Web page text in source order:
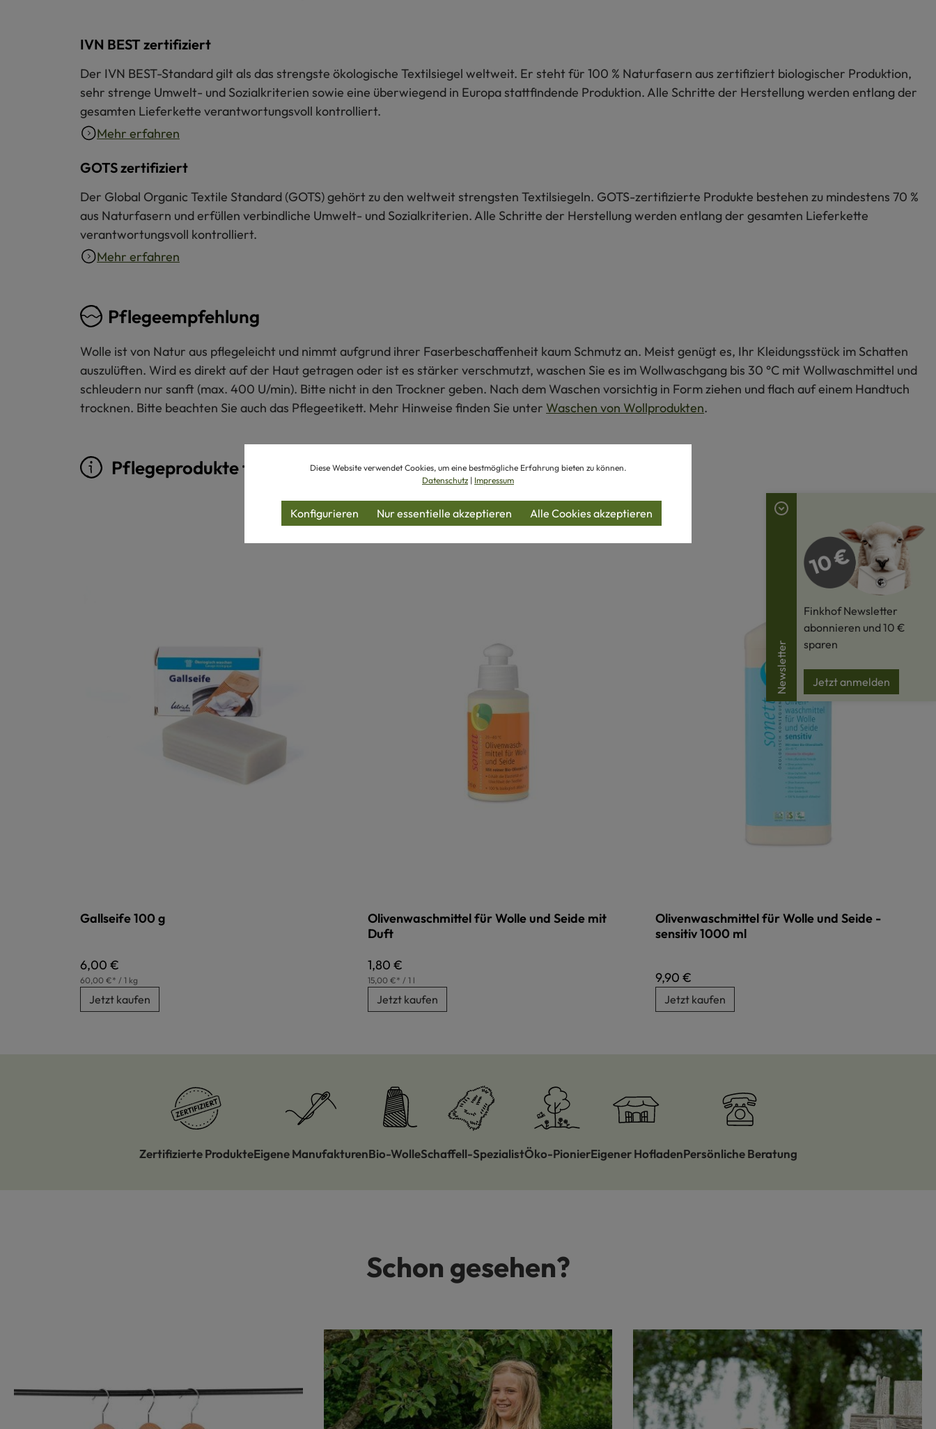
IVN BEST zertifiziert
Der IVN BEST-Standard gilt als das strengste ökologische Textilsiegel weltweit. Er steht für 100 % Naturfasern aus zertifiziert biologischer Produktion,
sehr strenge Umwelt- und Sozialkriterien sowie eine überwiegend in Europa stattfindende Produktion. Alle Schritte der Herstellung werden entlang der
gesamten Lieferkette verantwortungsvoll kontrolliert.
Mehr erfahren
GOTS zertifiziert
Der Global Organic Textile Standard (GOTS) gehört zu den weltweit strengsten Textilsiegeln. GOTS-zertifizierte Produkte bestehen zu mindestens 70 %
aus Naturfasern und erfüllen verbindliche Umwelt- und Sozialkriterien. Alle Schritte der Herstellung werden entlang der gesamten Lieferkette
verantwortungsvoll kontrolliert.
Mehr erfahren
Pflegeempfehlung
Wolle ist von Natur aus pflegeleicht und nimmt aufgrund ihrer Faserbeschaffenheit kaum Schmutz an. Meist genügt es, Ihr Kleidungsstück im Schatten
auszulüften. Wird es direkt auf der Haut getragen oder ist es stärker verschmutzt, waschen Sie es im Wollwaschgang bis 30 °C mit Wollwaschmittel und
schleudern nur sanft (max. 400 U/min). Bitte nicht in den Trockner geben. Nach dem Waschen vorsichtig in Form ziehen und flach auf einem Handtuch
trocknen. Bitte beachten Sie auch das Pflegeetikett. Mehr Hinweise finden Sie unter Waschen von Wollprodukten.
Pflegeprodukte für Wollprodukte
Gallseife 100 g
Regulärer Preis:
6,00 €
60,00 €* / 1 kg
Jetzt kaufen
Olivenwaschmittel für Wolle und Seide mit
Duft
Regulärer Preis:
1,80 €
15,00 €* / 1 l
Jetzt kaufen
Olivenwaschmittel für Wolle und Seide -
sensitiv 1000 ml
Regulärer Preis:
9,90 €
Jetzt kaufen
Zertifizierte ProdukteEigene ManufakturenBio-WolleSchaffell-SpezialistÖko-PionierEigener HofladenPersönliche Beratung
Schon gesehen?
Newsletter
Finkhof Newsletter
abonnieren und 10 €
sparen
Jetzt anmelden
Diese Website verwendet Cookies, um eine bestmögliche Erfahrung bieten zu können.
Datenschutz | Impressum
Nur essentielle akzeptieren
Konfigurieren Alle Cookies akzeptieren